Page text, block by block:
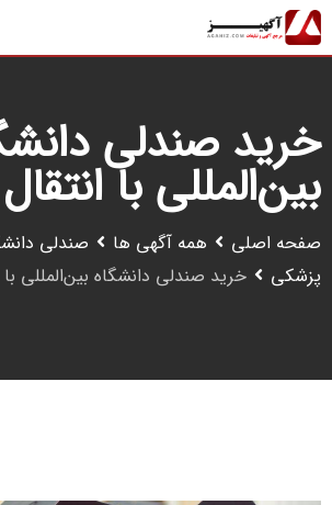
پرش
به
خرید صندلی
بین‌المللی با
صفحه اصلی همه آگهی ها صندلی
پزشکی
خرید صندلی دانشگاه بین‌المللی با